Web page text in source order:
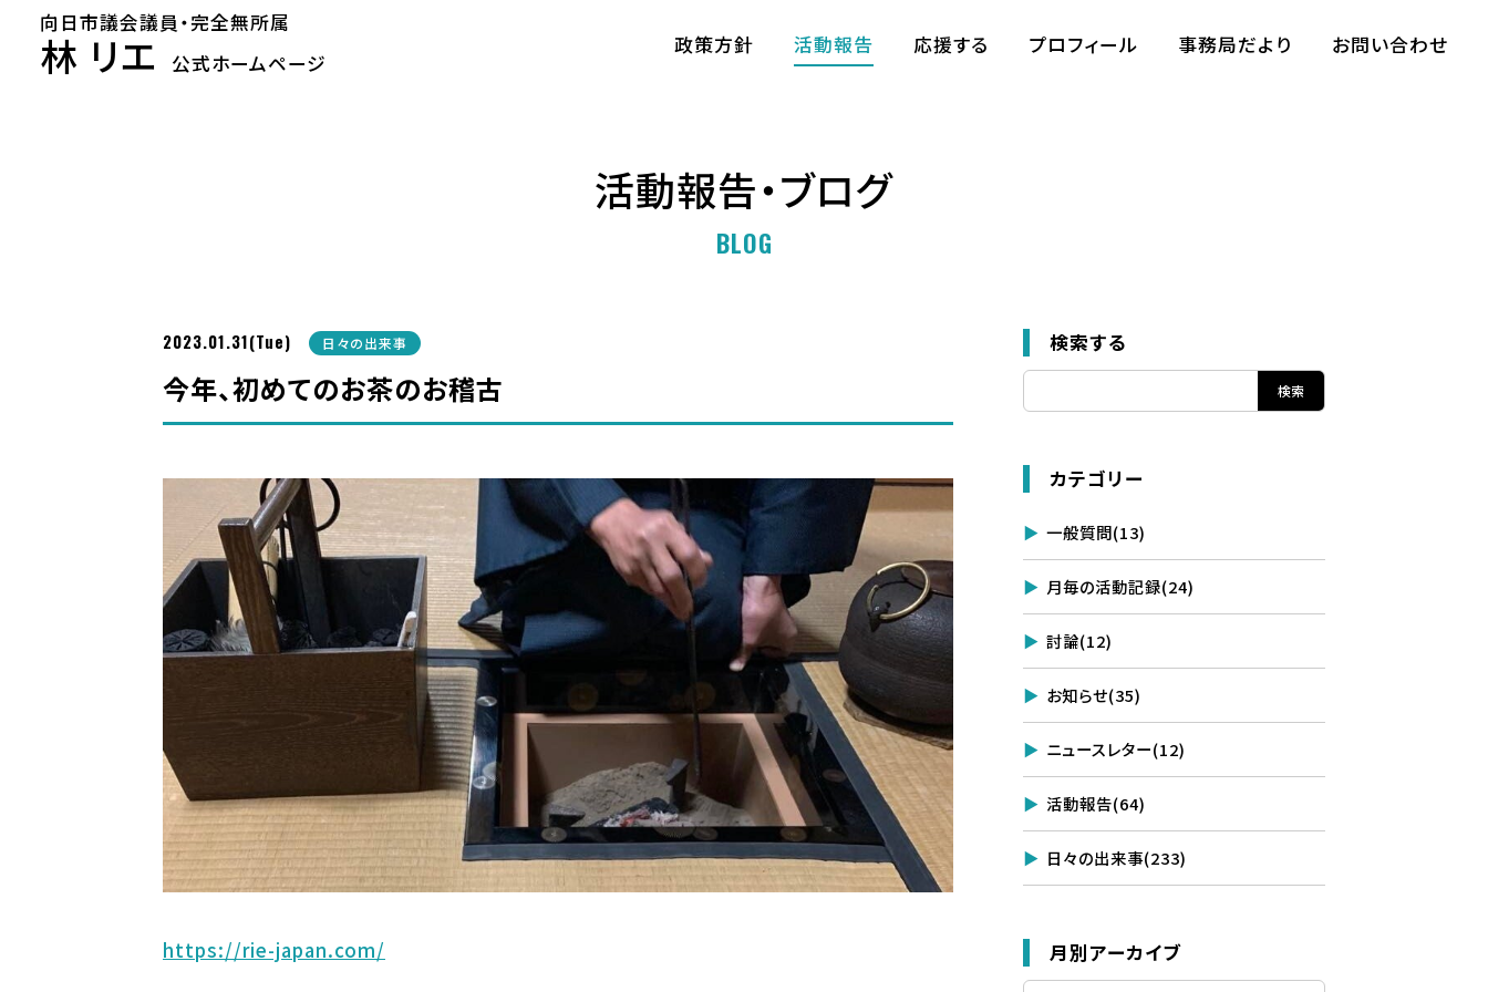
向日市議会議員・完全無所属
林 リエ 公式ホームページ
政策方針 活動報告 応援する プロフィール 事務局だより お問い合わせ
活動報告・ブログ
BLOG
2023.01.31(Tue) 日々の出来事
今年、初めてのお茶のお稽古
https://rie-japan.com/
検索する
カテゴリー
一般質問(13)
月毎の活動記録(24)
討論(12)
お知らせ(35)
ニュースレター(12)
活動報告(64)
日々の出来事(233)
月別アーカイブ